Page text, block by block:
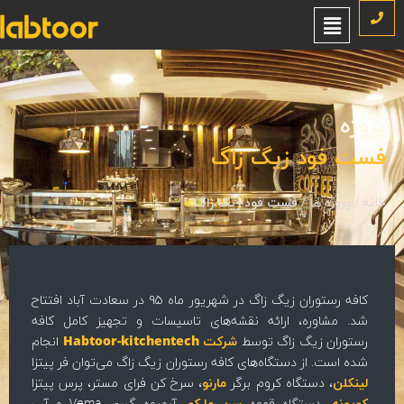
فود زیگ زاگ
/پروژه ها/فست فود زیگ زاگ
کافه رستوران زیگ زاگ در شهریور ماه ۹۵ در سعادت آباد افتتاح
شد. مشاوره، ارائه نقشه‌های تاسیسات و تجهیز کامل کافه
رستوران زیگ زاگ توسطشرکت Habtoor-kitchentech
انجام
شده است. از دستگاه‌های کافه رستوران زیگ زاگ می‌توان فر پیتزا
لینکلن، دستگاه کروم برگر مارنو ، سرخ کن فرای مستر، پرس پیتزا